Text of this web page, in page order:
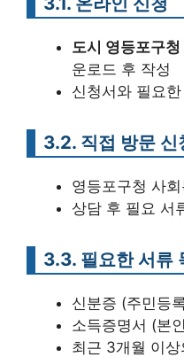
도시 영등포구
운로드 후 작성
신청서와 필요
3.2. 직접 방문 신
영등포구청 사
상담 후 필요 서
3.3. 필요한 서류
신분증 (주민등
소득증명서 (본
최근 3개월 이